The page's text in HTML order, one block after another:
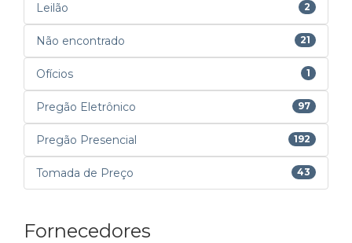
Leilão 2
Não encontrado 21
Ofícios 1
Pregão Eletrônico 97
Pregão Presencial 192
Tomada de Preço 43
Fornecedores